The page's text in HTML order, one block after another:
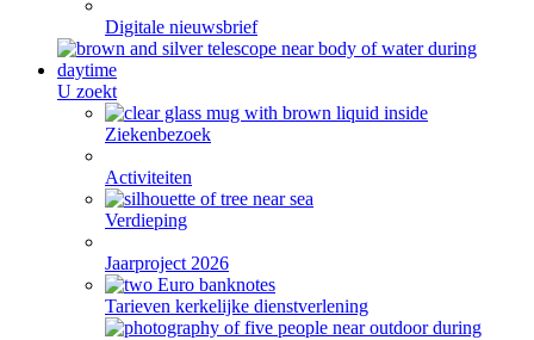
Digitale nieuwsbrief
U zoekt
Ziekenbezoek
Activiteiten
Verdieping
Jaarproject 2026
Tarieven kerkelijke dienstverlening